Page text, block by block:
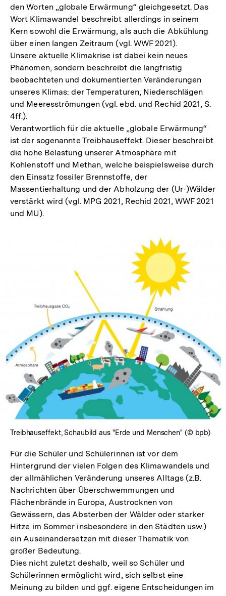
den Worten „globale Erwärmung“ gleichgesetzt. Das
Wort Klimawandel beschreibt allerdings in seinem
Kern sowohl die Erwärmung, als auch die Abkühlung
über einen langen Zeitraum (vgl. WWF 2021).
Unsere aktuelle Klimakrise ist dabei kein neues
Phänomen, sondern beschreibt die langfristig
beobachteten und dokumentierten Veränderungen
unseres Klimas: der Temperaturen, Niederschlägen
und Meeresströmungen (vgl. ebd. und Rechid 2021, S.
4ff.).
Verantwortlich für die aktuelle „globale Erwärmung“
ist der sogenannte Treibhauseffekt. Dieser beschreibt
die hohe Belastung unserer Atmosphäre mit
Kohlenstoff und Methan, welche beispielsweise durch
den Einsatz fossiler Brennstoffe, der
Massentierhaltung und der Abholzung der (Ur-)Wälder
verstärkt wird (vgl. MPG 2021, Rechid 2021, WWF 2021
und MU).
Treibhauseffekt, Schaubild aus "Erde und Menschen" (© bpb)
Für die Schüler und Schülerinnen ist vor dem
Hintergrund der vielen Folgen des Klimawandels und
der allmählichen Veränderung unseres Alltags (z.B.
Nachrichten über Überschwemmungen und
Flächenbrände in Europa, Austrocknen von
Gewässern, das Absterben der Wälder oder starker
Hitze im Sommer insbesondere in den Städten usw.)
ein Auseinandersetzen mit dieser Thematik von
großer Bedeutung.
Dies nicht zuletzt deshalb, weil so Schüler und
Schülerinnen ermöglicht wird, sich selbst eine
Meinung zu bilden und ggf. eigene Entscheidungen im